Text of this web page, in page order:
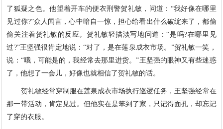
了狐疑之色。他望着开车的便衣刑警贺礼敏，问道：“我好像在哪里
见过你?”众人闻言，心中暗自一惊，担心给看出什么破绽来了，都偷
偷关注着贺礼敏的反应。贺礼敏轻描淡写地问道：“是吗?在哪里见
过?”王坚强很肯定地说：“对了，是在莲泉成衣市场。”贺礼敏一笑，
说：“哦，可能是的，我经常去那里进货。”王坚强的眼神又有些迷惑
了，他想了一会儿，好像也就相信了贺礼敏的话。
贺礼敏经常穿制服在莲泉成衣市场执行巡逻任务，王坚强经常在
那一带活动，肯定见过。但他实在是笨到了家，只记得面孔，却忘记
了穿的衣服。